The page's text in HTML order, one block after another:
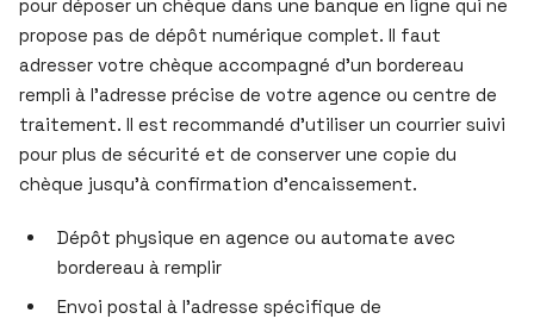
pour déposer un chèque dans une banque en ligne qui ne
propose pas de dépôt numérique complet. Il faut
adresser votre chèque accompagné d’un bordereau
rempli à l’adresse précise de votre agence ou centre de
traitement. Il est recommandé d’utiliser un courrier suivi
pour plus de sécurité et de conserver une copie du
chèque jusqu’à confirmation d’encaissement.
Dépôt physique en agence ou automate avec
bordereau à remplir
Envoi postal à l’adresse spécifique de